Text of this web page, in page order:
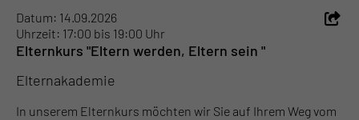
Datum: 14.09.2026
Uhrzeit: 17:00 bis 19:00 Uhr
Elternkurs "Eltern werden, Eltern sein "
Elternakademie
In unserem Elternkurs möchten wir Sie auf Ihrem Weg vom